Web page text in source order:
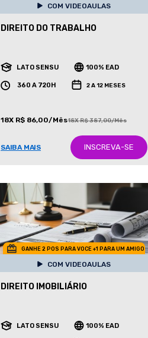
COM VIDEOAULAS
DIREITO DO TRABALHO
LATO SENSU 100% EAD
360 A 720H 2 A 12 MESES
18X R$ 86,00/Mês18X R$ 387,00/Mês
SAIBA MAIS INSCREVA-SE
GANHE 2 POS PARA VOCE +1 PARA UM AMIGO
COM VIDEOAULAS
DIREITO IMOBILIÁRIO
LATO SENSU 100% EAD